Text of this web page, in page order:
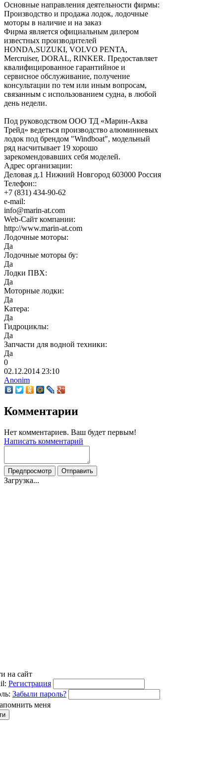
Основные направления деятельности фирмы:
Производство и продажа лодок, лодочные
моторы в наличие и на заказ
Фирма является официальным дилером
известных производителей
HONDA,SUZUKI, VOLVO PENTA,
Mercruiser, DORAL, RINKER. Предоставляет
квалифицированное гарантийное и
сервисное обслуживание, получение
консультации по тем или иным вопросам,
связанным с использованием судна, в любой
день недели.
Под руководством ООО ТД «Марин-Аква
Трейд» ведеться производство алюминиевых
лодок под брендом "Windboat", модельный
ряд насчитывает 19 хорошо
зарекомендовавших себя моделей.
Адрес организации:
Деловая д.1 Нижний Новгород 603000 Россия
Телефон::
+7 (831) 434-90-62
e-mail:
info@marin-at.com
Web-Сайт компании:
http://www.marin-at.com
Лодочные моторы:
Да
Лодочные моторы бу:
Да
Лодки ПВХ:
Да
Моторные лодки:
Да
Катера:
Да
Гидроциклы:
Да
Запчасти для водной техники:
Да
0
02.12.2014 23:10
Anonim
Комментарии
Нет комментариев. Ваш будет первым!
Написать комментарий
Загрузка...
на сайт
Регистрация
Забыли пароль?
меня